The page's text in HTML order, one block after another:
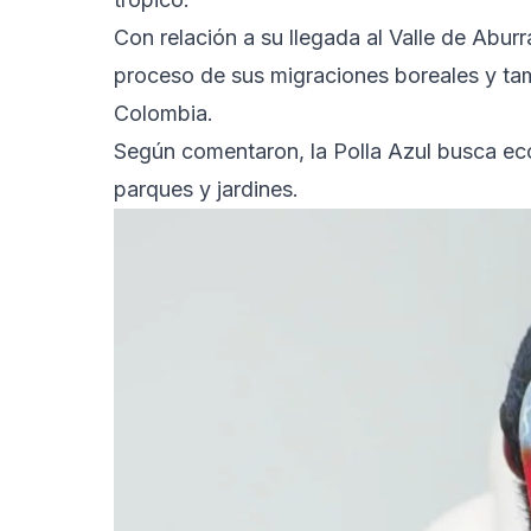
Con relación a su llegada al Valle de
proceso de sus migraciones boreales y
Colombia.
Según comentaron, la Polla Azul busca
parques y jardines.